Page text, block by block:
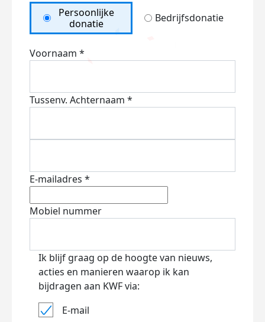
Persoonlijke
donatie
Bedrijfsdonatie
Voornaam *
Tussenv. Achternaam *
E-mailadres *
Mobiel nummer
Ik blijf graag op de hoogte van nieuws,
acties en manieren waarop ik kan
bijdragen aan KWF via:
E-mail